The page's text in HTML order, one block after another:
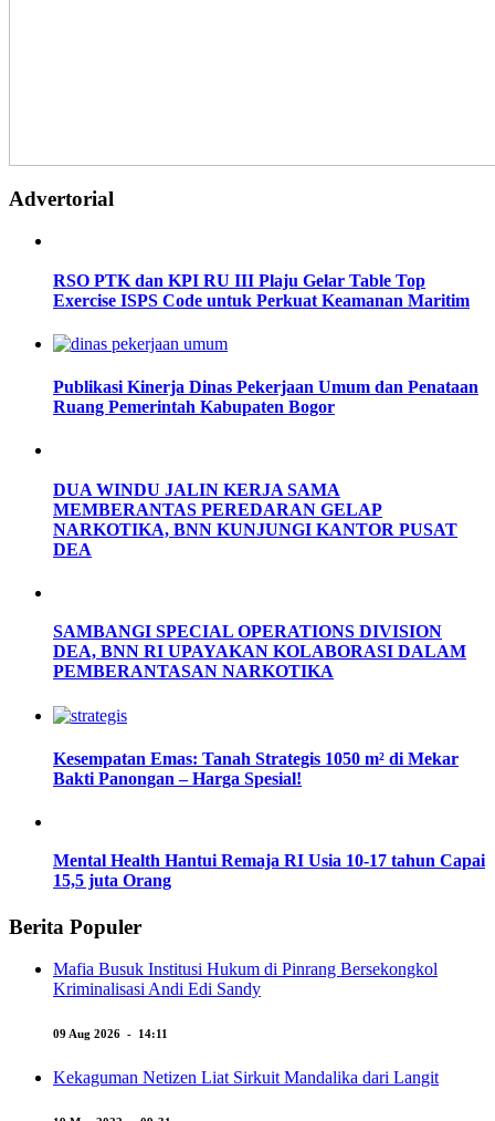
Advertorial
RSO PTK dan KPI RU III Plaju Gelar Table Top
Exercise ISPS Code untuk Perkuat Keamanan Maritim
Publikasi Kinerja Dinas Pekerjaan Umum dan Penataan
Ruang Pemerintah Kabupaten Bogor
DUA WINDU JALIN KERJA SAMA
MEMBERANTAS PEREDARAN GELAP
NARKOTIKA, BNN KUNJUNGI KANTOR PUSAT
DEA
SAMBANGI SPECIAL OPERATIONS DIVISION
DEA, BNN RI UPAYAKAN KOLABORASI DALAM
PEMBERANTASAN NARKOTIKA
Kesempatan Emas: Tanah Strategis 1050 m² di Mekar
Bakti Panongan – Harga Spesial!
Mental Health Hantui Remaja RI Usia 10-17 tahun Capai
15,5 juta Orang
Berita Populer
Mafia Busuk Institusi Hukum di Pinrang Bersekongkol
Kriminalisasi Andi Edi Sandy
09 Aug 2026 - 14:11
Kekaguman Netizen Liat Sirkuit Mandalika dari Langit